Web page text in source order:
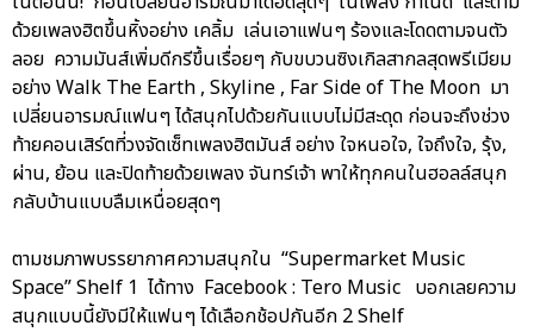
ด้วยเพลงฮิตขึ้นหิ้งอย่าง เคลิ้ม เล่นเอาแฟนๆ ร้องและโดดตามจนตัว
ลอย ความมันส์เพิ่มดีกรีขึ้นเรื่อยๆ กับขบวนซิงเกิลสากลสุดพรีเมียม
อย่าง Walk The Earth , Skyline , Far Side of The Moon มา
เปลี่ยนอารมณ์แฟนๆ ได้สนุกไปด้วยกันแบบไม่มีสะดุด ก่อนจะถึงช่วง
ท้ายคอนเสิร์ตที่วงจัดเซ็ทเพลงฮิตมันส์ อย่าง ใจหนอใจ, ใจถึงใจ, รุ้ง,
ผ่าน, ย้อน และปิดท้ายด้วยเพลง จันทร์เจ้า พาให้ทุกคนในฮอลล์สนุก
กลับบ้านแบบลืมเหนื่อยสุดๆ
ตามชมภาพบรรยากาศความสนุกใน “Supermarket Music
Space” Shelf 1 ได้ทาง Facebook : Tero Music บอกเลยความ
สนุกแบบนี้ยังมีให้แฟนๆ ได้เลือกช้อปกันอีก 2 Shelf